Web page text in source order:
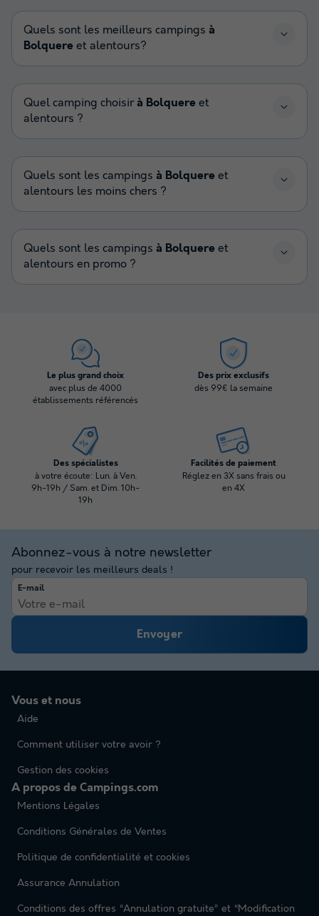
Quels sont les meilleurs campings à
Bolquere et alentours?
Quel camping choisirà Bolquere et
alentours ?
Quels sont les campings à Bolquere et
alentours les moins chers ?
Quels sont les campings à Bolquere et
alentours en promo ?
Le plus grand choix
avec plus de 4000
établissements référencés
Des prix exclusifs
dès 99€ la semaine
Des spécialistes
à votre écoute: Lun. à Ven.
9h-19h / Sam. et Dim. 10h-
19h
Facilités de paiement
Réglez en 3X sans frais ou
en 4X
Abonnez-vous à notre newsletter
pour recevoir les meilleurs deals !
E-mail
Envoyer
Vous et nous
Aide
Comment utiliser votre avoir ?
Gestion des cookies
A propos de Campings.com
Mentions Légales
Conditions Générales de Ventes
Politique de confidentialité et cookies
Assurance Annulation
Conditions des offres “Annulation gratuite” et “Modification